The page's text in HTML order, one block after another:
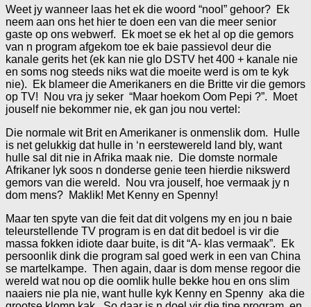
Weet jy wanneer laas het ek die woord “nool” gehoor? Ek
neem aan ons het hier te doen een van die meer senior
gaste op ons webwerf. Ek moet se ek het al op die gemors
van n program afgekom toe ek baie passievol deur die
kanale gerits het (ek kan nie glo DSTV het 400 + kanale nie
en soms nog steeds niks wat die moeite werd is om te kyk
nie). Ek blameer die Amerikaners en die Britte vir die gemors
op TV! Nou vra jy seker “Maar hoekom Oom Pepi ?”. Moet
jouself nie bekommer nie, ek gan jou nou vertel:
Die normale wit Brit en Amerikaner is onmenslik dom. Hulle
is net gelukkig dat hulle in ‘n eerstewereld land bly, want
hulle sal dit nie in Afrika maak nie. Die domste normale
Afrikaner lyk soos n donderse genie teen hierdie nikswerd
gemors van die wereld. Nou vra jouself, hoe vermaak jy n
dom mens? Maklik! Met Kenny en Spenny!
Maar ten spyte van die feit dat dit volgens my en jou n baie
teleurstellende TV program is en dat dit bedoel is vir die
massa fokken idiote daar buite, is dit “A- klas vermaak”. Ek
persoonlik dink die program sal goed werk in een van China
se martelkampe. Then again, daar is dom mense regoor die
wereld wat nou op die oomlik hulle bekke hou en ons slim
naaiers nie pla nie, want hulle kyk Kenny en Spenny aka die